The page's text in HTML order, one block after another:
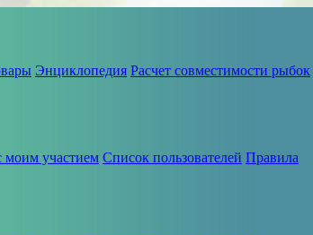
Энциклопедия Расчет совместимости рыбок
моим участием Список пользователей Правила